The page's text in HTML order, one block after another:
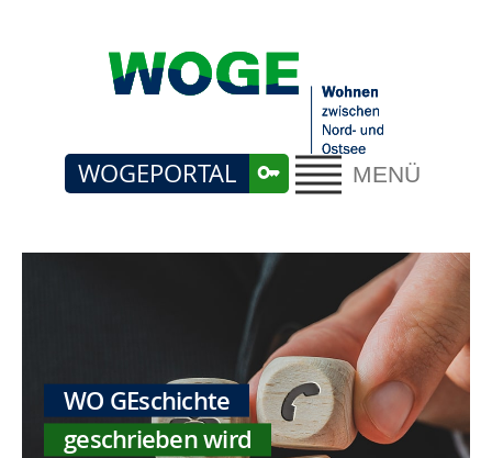
MENÜ
WOGEPORTAL
WO GEschichte
geschrieben wird